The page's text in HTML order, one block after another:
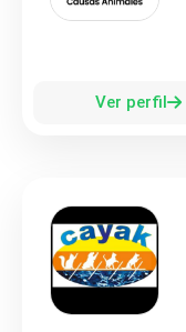
Ver perfil